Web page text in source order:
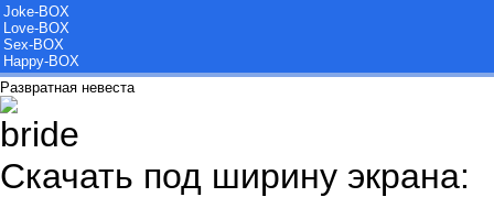
Joke-BOX
Love-BOX
Sex-BOX
Happy-BOX
Развратная невеста
Скачать под ширину экрана: